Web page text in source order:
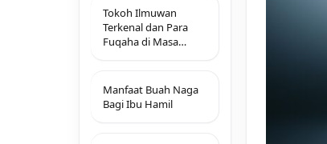
terbukti hasilnya
Tokoh Ilmuwan
Terkenal dan Para
Fuqaha di Masa
Manfaat Buah Naga
Bagi Ibu Hamil